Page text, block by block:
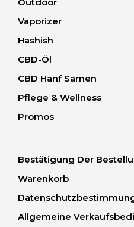
Vaporizer
Hashish
CBD-Öl
CBD Hanf Samen
Pflege & Wellness
Promos
Bestätigung Der
Warenkorb
Allgemeine